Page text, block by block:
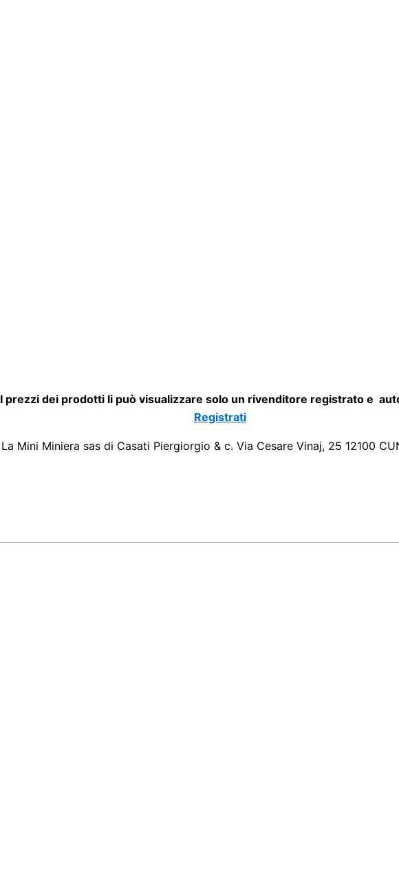
I prezzi dei prodotti li può visualizzare solo un rivenditore registrato e
Registrati
La Mini Miniera sas di Casati Piergiorgio & c. Via Cesare Vinaj, 25 12100